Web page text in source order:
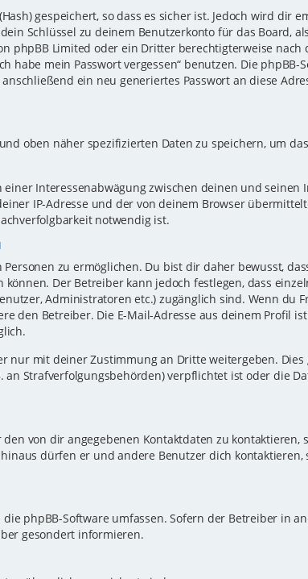
gespeichert, so dass es sicher ist. Jedoch wird dir
Schlüssel zu deinem Benutzerkonto für das Board,
phpBB Limited oder ein Dritter berechtigterweise nach
habe mein Passwort vergessen“ benutzen. Die
ein neu generiertes Passwort an diese
oben näher spezifizierten Daten zu speichern, um
Interessenabwägung zwischen deinen und seinen
IP-Adresse und der von deinem Browser
notwendig ist.
zu ermöglichen. Du bist dir daher bewusst,
Der Betreiber kann jedoch festlegen, dass
Administratoren etc.) zugänglich sind. Wenn du
den Betreiber. Die E-Mail-Adresse aus deinem Profil
nur mit deiner Zustimmung an Dritte weitergeben.
an Strafverfolgungsbehörden) verpflichtet ist oder die
von dir angegebenen Kontaktdaten zu
dürfen er und andere Benutzer dich
phpBB-Software umfassen. Sofern der Betreiber in
gesondert informieren.